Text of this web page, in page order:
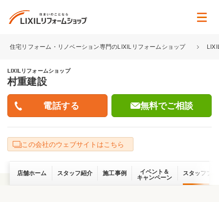
住宅リフォーム・リノベーション専門のLIXILリフォームショップ
LIXILリフォームショップ
村重建設
無料でご相談
この会社のウェブサイトはこちら
店舗ホーム スタッフ紹介 施工事例
イベント＆
キャンペーン
スタッフブ